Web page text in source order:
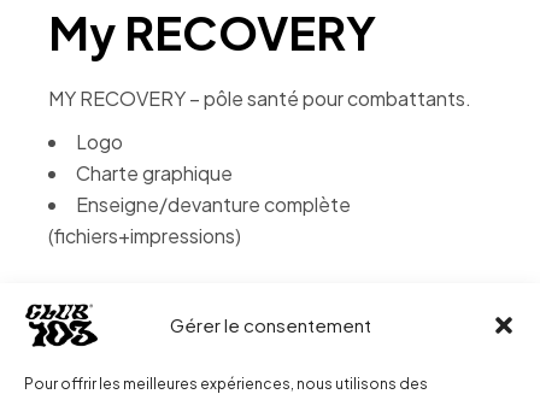
Gérer le consentement
Pour offrir les meilleures expériences, nous utilisons des
My RECOVERY
MY RECOVERY – pôle santé pour combattants.
Logo
Charte graphique
Enseigne/devanture complète
(fichiers+impressions)
Date: 4 décembre 2023